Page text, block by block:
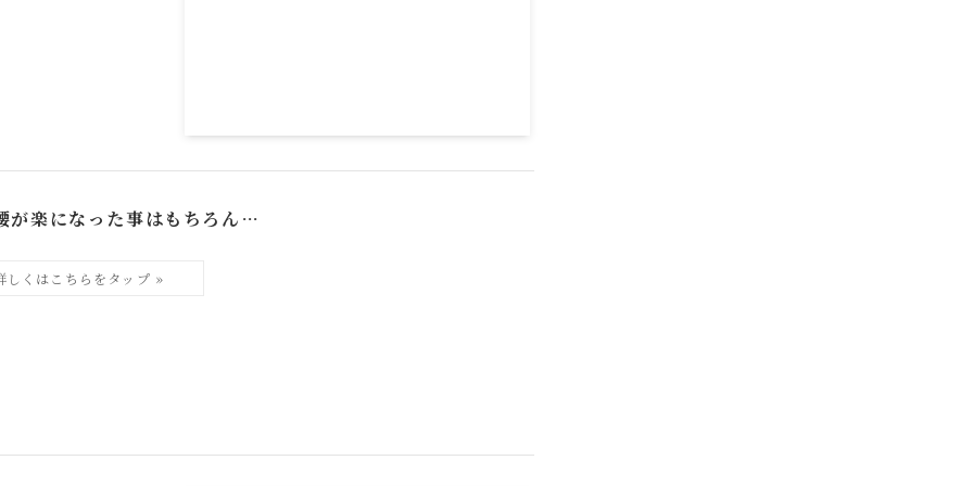
が楽になった事はもちろん…